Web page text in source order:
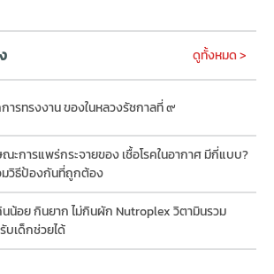
ดูทั้งหมด >
ารทรงงาน ของในหลวงรัชกาลที่ ๙
ะการแพร่กระจายของ เชื้อโรคในอากาศ มีกี่แบบ?
วิธีป้องกันที่ถูกต้อง
น้อย กินยาก ไม่กินผัก Nutroplex วิตามินรวม
บเด็กช่วยได้